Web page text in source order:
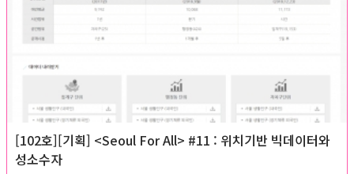
[102호][기획] <Seoul For All> #11 : 위치기반 빅데이터와
성소수자